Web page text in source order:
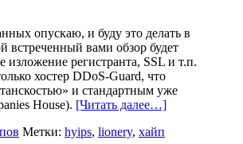
опускаю, и буду это делать в
встреченный вами обзор будет
изложение регистранта, SSL и т.п.
хостер DDoS-Guard, что
и стандартным уже
House). [Читать далее…]
Метки: hyips, lionery, хайп